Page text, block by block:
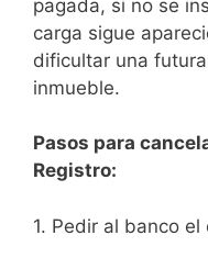
pagada, si no se
carga sigue
dificultar una
inmueble.
Pasos para
Registro:
1. Pedir al banco